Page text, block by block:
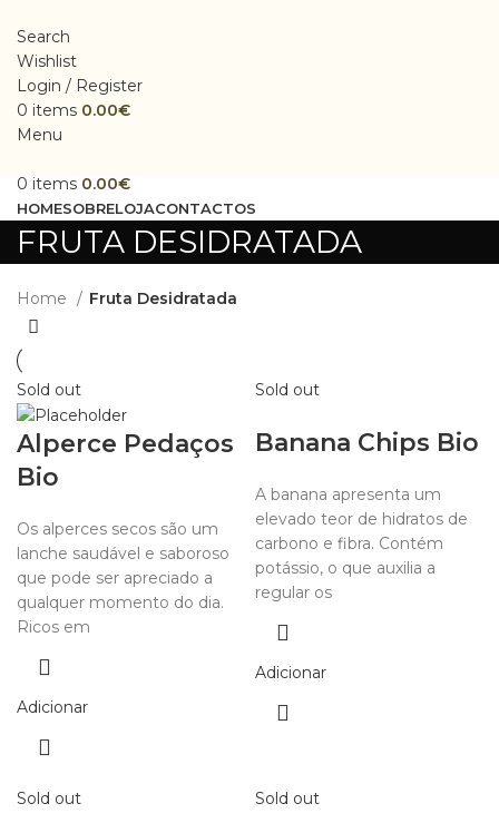
Search
Wishlist
Login / Register
0 items 0.00€
Menu
0 items 0.00€
HOMESOBRELOJACONTACTOS
FRUTA DESIDRATADA
Home Fruta Desidratada
Sold out
Alperce Pedaços
Bio
Os alperces secos são um
lanche saudável e saboroso
que pode ser apreciado a
qualquer momento do dia.
Ricos em
Adicionar
Sold out
Banana Chips Bio
A banana apresenta um
elevado teor de hidratos de
carbono e fibra. Contém
potássio, o que auxilia a
regular os
Adicionar
Sold out Sold out